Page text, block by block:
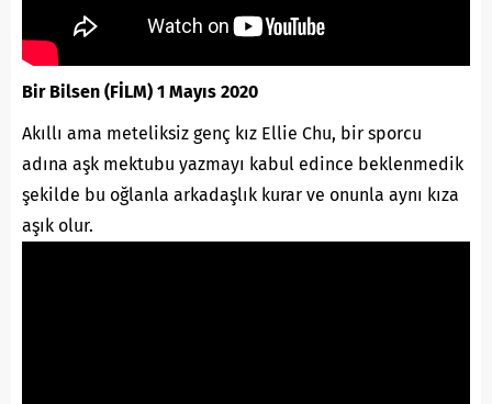
Bir Bilsen (FİLM) 1 Mayıs 2020
Akıllı ama meteliksiz genç kız Ellie Chu, bir sporcu
adına aşk mektubu yazmayı kabul edince beklenmedik
şekilde bu oğlanla arkadaşlık kurar ve onunla aynı kıza
aşık olur.